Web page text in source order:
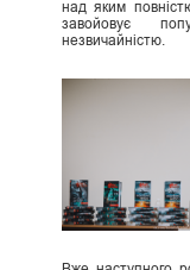
над яким
завойовує
незвичайністю.